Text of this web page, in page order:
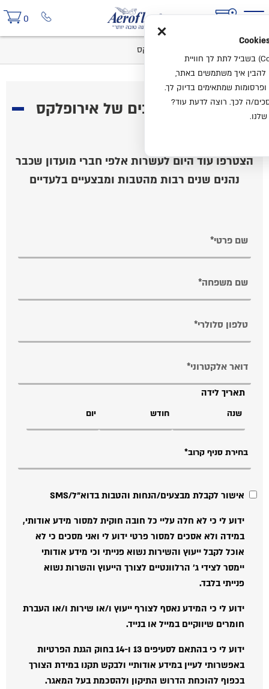
0
מועדון המלאכים של אירופלקס
מועדון המלאכים של אירופלקס
הצטרפו עוד היום לעשרות אלפי חברי מועדון שכבר
נהנים שנים רבות מהטבות ומבצעיים בלעדיים
תאריך לידה
אישור לקבלת מבצעים/הנחות והטבות בדוא"ל/SMS
ידוע לי כי לא חלה עליי כל חובה חוקית למסור מידע אודותי,
במידה ולא אסכים למסור פרטי ידוע לי ואני מסכים כי לא
אוכל לקבל ייעוץ והשירות נשוא פנייתי וכי מידע אודותי
יימסר לצידי ג' הרלוונטיים לצורך הייעוץ והשרות נשוא
פנייתי בלבד.
ידוע לי כי המידע נאסף לצורף ייעוץ ו/או שירות ו/או העברת
חומרים שיווקיים במייל או בנייד.
ידוע לי כי בהתאם לסעיפים 13 ו-14 בחוק הגנת הפרטיות
באפשרותי לעיין במידע אודותיי ולבקש תקנו במידת הצורך
בכפוף להוכחת הדרוש התיקון ולהסכמת בעל המאגר.
×
אנחנו משתמשים בעוגיות (Cookies) בשביל לתת לך חוויית
להבין איך משתמשים באתר,
שמתאימים בדיוק לך.
ה לכך. רוצה לדעת עוד?